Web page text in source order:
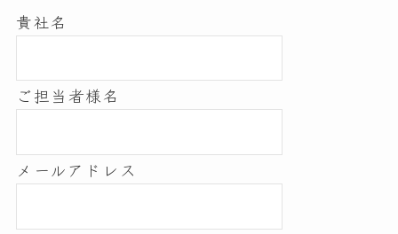
貴社名
ご担当者様名
メールアドレス